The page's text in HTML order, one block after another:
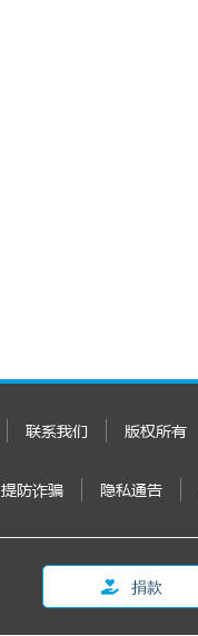
联系我们 版权所有
提防诈骗 隐私通告
捐款